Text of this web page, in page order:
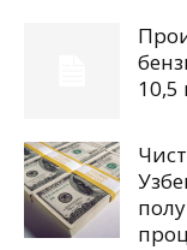
10,5